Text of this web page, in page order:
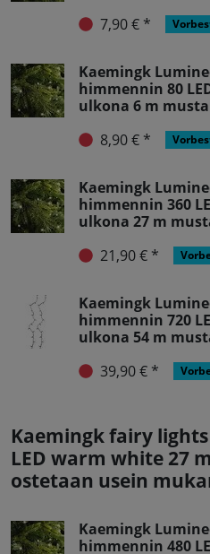
7,90 € *
Kaemingk
himmennin 80
ulkona 6 m musta
8,90 € *
Kaemingk
himmennin 360
ulkona 27 m
21,90 € *
Kaemingk
himmennin 720
ulkona 54 m
39,90 € *
Kaemingk fairy
LED warm white 27
ostetaan usein
Kaemingk
himmennin 480